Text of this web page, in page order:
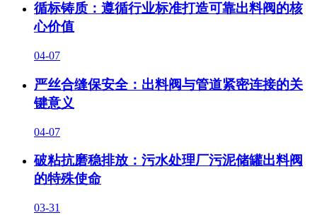
循标铸质：遵循行业标准打造可靠出料阀的核
心价值
04-07
严丝合缝保安全：出料阀与管道紧密连接的关
键意义
04-07
破粘抗磨稳排放：污水处理厂污泥储罐出料阀
的特殊使命
03-31